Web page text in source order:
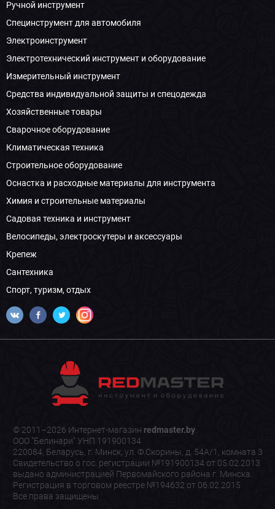
Ручной инструмент
Специнструмент для автомобиля
Электроинструмент
Электротехнический инструмент и оборудование
Измерительный инструмент
Средства индивидуальной защиты и спецодежда
Хозяйственные товары
Сварочное оборудование
Климатическая техника
Строительное оборудование
Оснастка и расходные материалы для инструмента
Химия и строительные материалы
Садовая техника и инструмент
Велосипеды, электроскутеры и аксессуары
Крепеж
Сантехника
Спорт, туризм, отдых
© 2011–2026 Интернет-магазин redmaster.by.
ООО "Белинари" УНП 191900134
220084, Беларусь, г. Минск, ул. Ф.Скорины, д. 54А/1, комната 3
Свидетельство о гос. регистрации №191900134 от 05.02.2013
выдано администрацией Первомайского района г. Минска.
Регистрация в торговом реестре №194632 от 06.02.2015
Все права защищены